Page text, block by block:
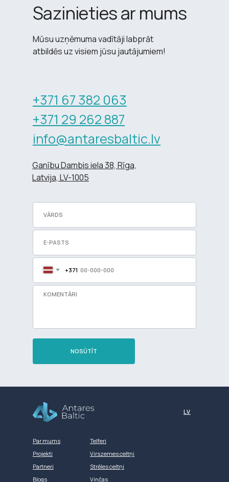
Mūsu uzņēmuma vadītāji labprāt
atbildēs uz visiem jūsu jautājumiem!
Sazinieties ar mums
+371 67 382 063
+371 29 262 887
info@antaresbaltic.lv
Ganību Dambis iela 38, Rīga,
Latvija, LV-1005
+371
NOSŪTĪT
Par mums
Projekti
Partneri
Blogs
Telferi
Virszemes celtņi
Strēles celtņi
Vinčas
LV
Разработка сайта